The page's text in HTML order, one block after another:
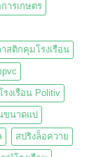
ารเกษตร
สติกคุมโรงเรือน
งเรือน Politiv
ขนาดแบ่
สปริงล็อควาย